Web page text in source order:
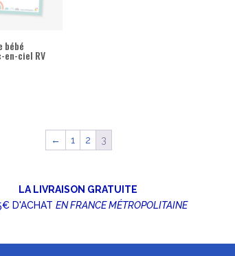
bébé
en-ciel RV
← 1 2 3
LA LIVRAISON GRATUITE
D'ACHAT EN FRANCE MÉTROPOLITAINE